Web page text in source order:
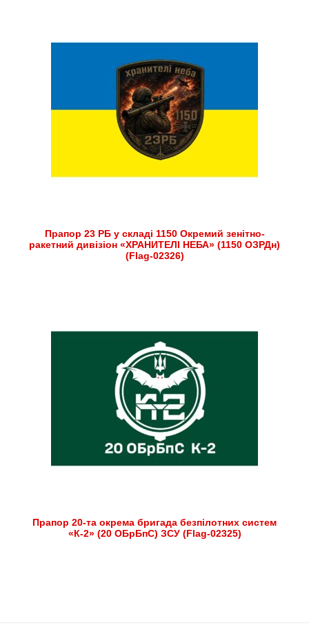
Прапор 23 РБ у складі 1150 Окремий зенітно-
ракетний дивізіон «ХРАНИТЕЛІ НЕБА» (1150 ОЗРДн)
(Flag-02326)
Прапор 20-та окрема бригада безпілотних систем
«К-2» (20 ОБрБпС) ЗСУ (Flag-02325)